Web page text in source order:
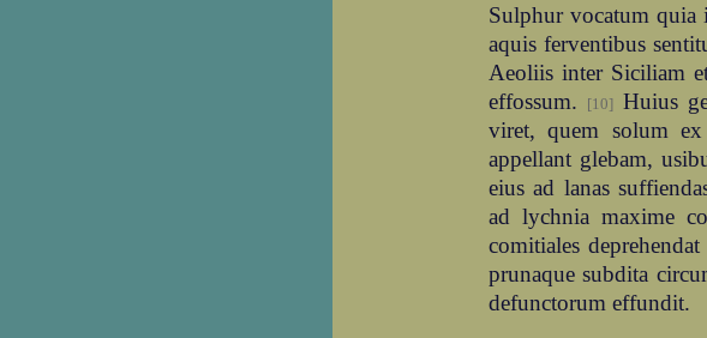
Sulphur vocatum quia
aquis ferventibus
Aeoliis inter Siciliam
effossum.
[10] Huius
viret, quem solum
appellant glebam,
eius ad lanas
ad lychnia maxime
comitiales
prunaque subdita
defunctorum effundit.